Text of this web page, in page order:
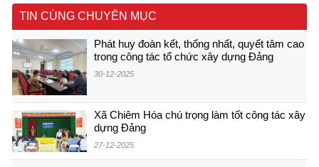
TIN CÙNG CHUYÊN MỤC
Phát huy đoàn kết, thống nhất, quyết tâm cao
trong công tác tổ chức xây dựng Đảng
30-12-2025
Xã Chiêm Hóa chú trọng làm tốt công tác xây
dựng Đảng
27-12-2025